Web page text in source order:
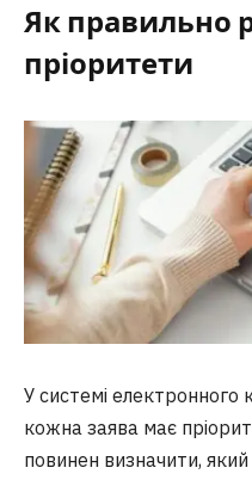
Як правильно
пріоритети
У системі електронного
кожна заява має
повинен визначити, який